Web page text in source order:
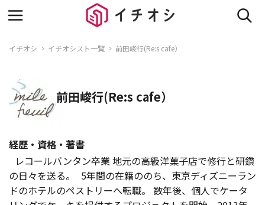
イチオシ イチオシスト一覧 前田峻行(Re:s cafe）
前田峻行(Re:s cafe）
経歴・資格・著書
レコールバンタン卒業 地元の高級洋菓子店で修行と研鑽
の日々を送る。 5年間の在籍ののち、東京ディズニーラン
ドのホテルのペストリーへ転職。 数年後、個人でケータ